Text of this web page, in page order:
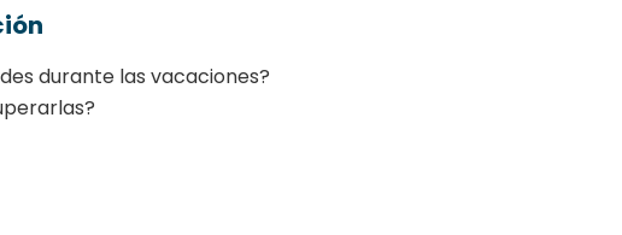
durante las vacaciones?